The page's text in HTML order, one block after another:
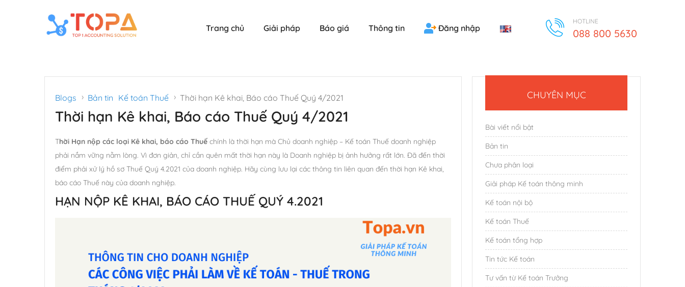
Trang chủ Giải pháp Báo giá Thông tin Đăng nhập
HOTLINE
088 800 5630
Blogs › Bản tin Kế toán Thuế › Thời hạn Kê khai, Báo cáo Thuế Quý 4/2021
Thời hạn Kê khai, Báo cáo Thuế Quý 4/2021
Thời Hạn nộp các loại Kê khai, báo cáo Thuế chính là thời hạn mà Chủ doanh nghiệp – Kế toán Thuế doanh nghiệp
phải nắm vững nằm lòng. Vì đơn giản, chỉ cần quên mất thời hạn này là Doanh nghiệp bị ảnh hưởng rất lớn. Đã đến thời
điểm phải xử lý hồ sơ Thuế Quý 4.2021 của doanh nghiệp. Hãy cùng lưu lại các thông tin liên quan đến thời hạn Kê khai,
báo cáo Thuế này của doanh nghiệp.
HẠN NỘP KÊ KHAI, BÁO CÁO THUẾ QUÝ 4.2021
CHUYÊN MỤC
Bài viết nổi bật
Bản tin
Chưa phân loại
Giải pháp Kế toán thông minh
Kế toán nội bộ
Kế toán Thuế
Kế toán tổng hợp
Tin tức Kế toán
Tư vấn từ Kế toán Trưởng